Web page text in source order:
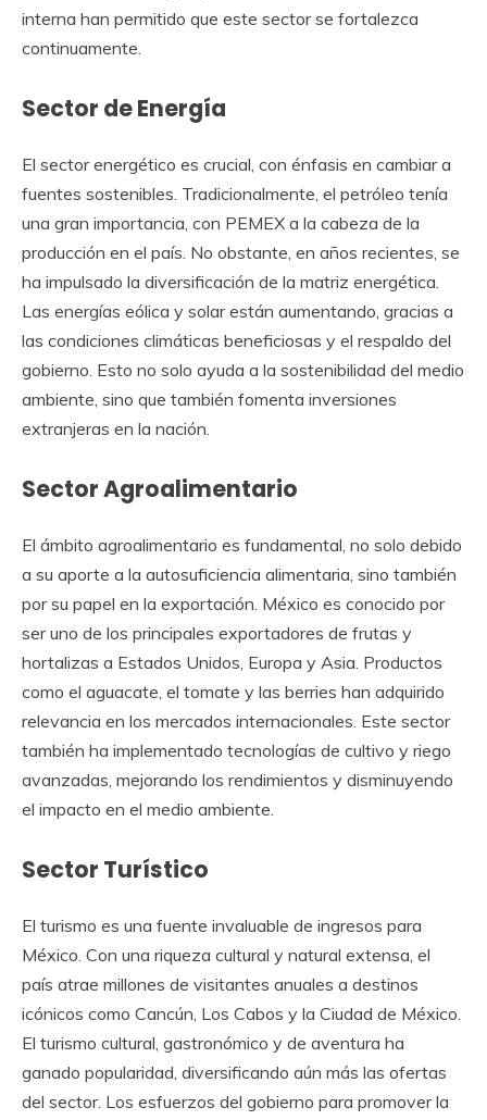
interna han permitido que este sector se fortalezca
continuamente.
Sector de Energía
El sector energético es crucial, con énfasis en cambiar a
fuentes sostenibles. Tradicionalmente, el petróleo tenía
una gran importancia, con PEMEX a la cabeza de la
producción en el país. No obstante, en años recientes, se
ha impulsado la diversificación de la matriz energética.
Las energías eólica y solar están aumentando, gracias a
las condiciones climáticas beneficiosas y el respaldo del
gobierno. Esto no solo ayuda a la sostenibilidad del medio
ambiente, sino que también fomenta inversiones
extranjeras en la nación.
Sector Agroalimentario
El ámbito agroalimentario es fundamental, no solo debido
a su aporte a la autosuficiencia alimentaria, sino también
por su papel en la exportación. México es conocido por
ser uno de los principales exportadores de frutas y
hortalizas a Estados Unidos, Europa y Asia. Productos
como el aguacate, el tomate y las berries han adquirido
relevancia en los mercados internacionales. Este sector
también ha implementado tecnologías de cultivo y riego
avanzadas, mejorando los rendimientos y disminuyendo
el impacto en el medio ambiente.
Sector Turístico
El turismo es una fuente invaluable de ingresos para
México. Con una riqueza cultural y natural extensa, el
país atrae millones de visitantes anuales a destinos
icónicos como Cancún, Los Cabos y la Ciudad de México.
El turismo cultural, gastronómico y de aventura ha
ganado popularidad, diversificando aún más las ofertas
del sector. Los esfuerzos del gobierno para promover la